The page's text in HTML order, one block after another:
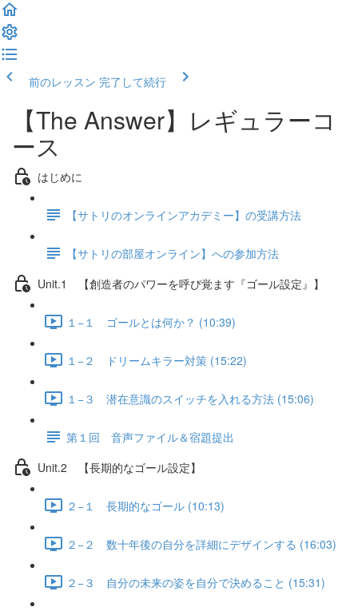
前のレッスン 完了して続行
【The Answer】レギュラーコ
ース
はじめに
【サトリのオンラインアカデミー】の受講方法
【サトリの部屋オンライン】への参加方法
Unit.1 【創造者のパワーを呼び覚ます『ゴール設定』】
１−１ ゴールとは何か？ (10:39)
１−２ ドリームキラー対策 (15:22)
１−３ 潜在意識のスイッチを入れる方法 (15:06)
第１回 音声ファイル＆宿題提出
Unit.2 【長期的なゴール設定】
２−１ 長期的なゴール (10:13)
２−２ 数十年後の自分を詳細にデザインする (16:03)
２−３ 自分の未来の姿を自分で決めること (15:31)